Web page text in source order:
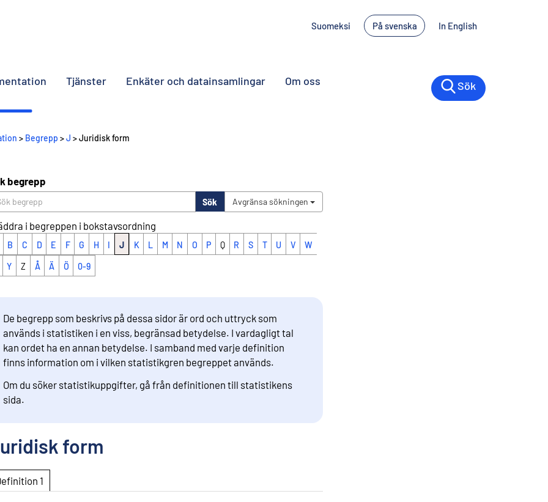
Suomeksi På svenska In English
Tjänster Enkäter och datainsamlingar Om oss Sök
> Begrepp >J > Juridisk form
begrepp
Sök Avgränsa sökningen
i begreppen i bokstavsordning
B C D E F G H I J K L M N O P Q R S T U V W
Y Z Å Ä Ö 0-9
De begrepp som beskrivs på dessa sidor är ord och uttryck som
används i statistiken i en viss, begränsad betydelse. I vardagligt tal
kan ordet ha en annan betydelse. I samband med varje definition
finns information om i vilken statistikgren begreppet används.
Om du söker statistikuppgifter, gå från definitionen till statistikens
sida.
form
Definition 1